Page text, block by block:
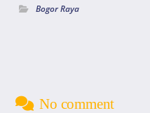
Bogor Raya
No comment